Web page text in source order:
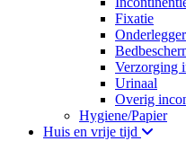
Fixatie
Onderlegger
Verzorging
Urinaal
Overig
Hygiene/Papier
Huis en vrije tijd